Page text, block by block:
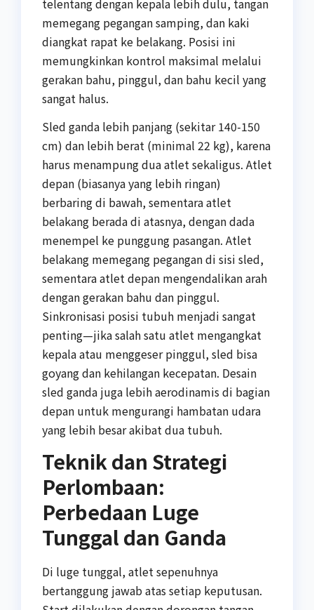
telentang dengan kepala lebih dulu, tangan
memegang pegangan samping, dan kaki
diangkat rapat ke belakang. Posisi ini
memungkinkan kontrol maksimal melalui
gerakan bahu, pinggul, dan bahu kecil yang
sangat halus.
Sled ganda lebih panjang (sekitar 140-150
cm) dan lebih berat (minimal 22 kg), karena
harus menampung dua atlet sekaligus. Atlet
depan (biasanya yang lebih ringan)
berbaring di bawah, sementara atlet
belakang berada di atasnya, dengan dada
menempel ke punggung pasangan. Atlet
belakang memegang pegangan di sisi sled,
sementara atlet depan mengendalikan arah
dengan gerakan bahu dan pinggul.
Sinkronisasi posisi tubuh menjadi sangat
penting—jika salah satu atlet mengangkat
kepala atau menggeser pinggul, sled bisa
goyang dan kehilangan kecepatan. Desain
sled ganda juga lebih aerodinamis di bagian
depan untuk mengurangi hambatan udara
yang lebih besar akibat dua tubuh.
Teknik dan Strategi
Perlombaan:
Perbedaan Luge
Tunggal dan Ganda
Di luge tunggal, atlet sepenuhnya
bertanggung jawab atas setiap keputusan.